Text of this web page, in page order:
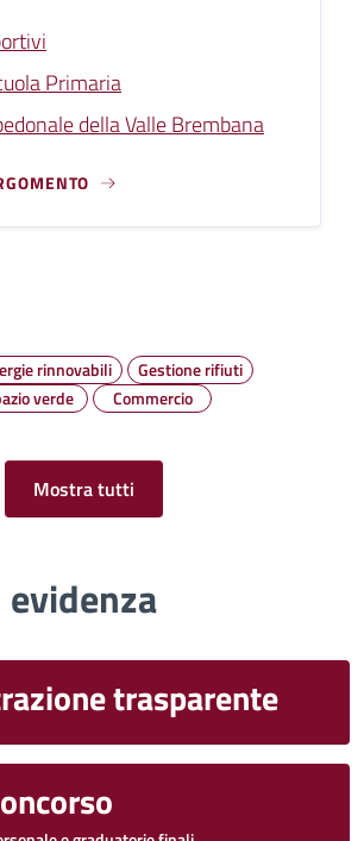
Primaria
della Valle Brembana
rinnovabili
Gestione rifiuti
verde Commercio
Mostra tutti
trasparente